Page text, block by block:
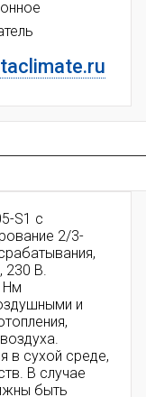
S1 с
2/3-
230 В.
Нм
и
в сухой среде,
В случае
быть